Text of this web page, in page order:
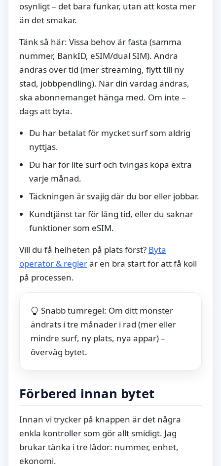
osynligt – det bara funkar, utan att kosta mer
än det smakar.
Tänk så här: Vissa behov är fasta (samma
nummer, BankID, eSIM/dual SIM). Andra
ändras över tid (mer streaming, flytt till ny
stad, jobbpendling). När din vardag ändras,
ska abonnemanget hänga med. Om inte –
dags att byta.
Du har betalat för mycket surf som aldrig
nyttjas.
Du har för lite surf och tvingas köpa extra
varje månad.
Täckningen är svajig där du bor eller jobbar.
Kundtjänst tar för lång tid, eller du saknar
funktioner som eSIM.
Vill du få helheten på plats först? Byta
operatör & reglerär en bra start för att få koll
på processen.
Snabb tumregel: Om ditt mönster
ändrats i tre månader i rad (mer eller
mindre surf, ny plats, nya appar) –
överväg bytet.
Förbered innan bytet
Innan vi trycker på knappen är det några
enkla kontroller som gör allt smidigt. Jag
brukar tänka i tre lådor: nummer, enhet,
ekonomi.